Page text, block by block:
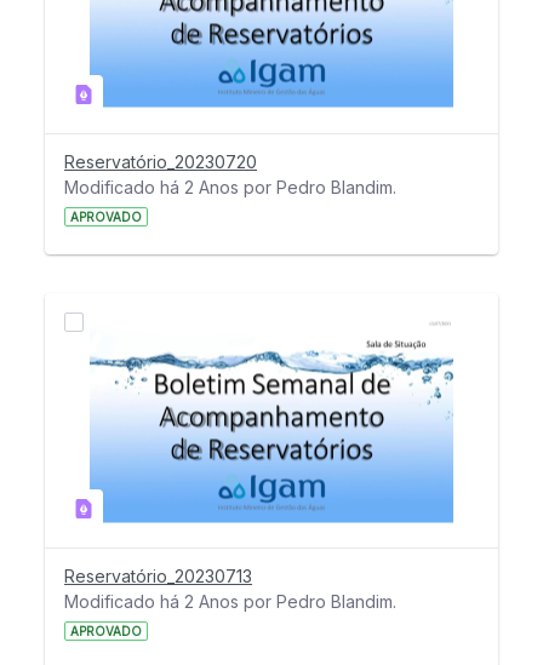
Reservatório_20230720
Modificado há 2 Anos por Pedro Blandim.
APROVADO
Reservatório_20230713
Modificado há 2 Anos por Pedro Blandim.
APROVADO